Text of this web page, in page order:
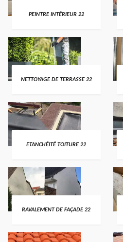
PEINTRE INTÉRIEUR 22
NETTOYAGE DE TERRASSE 22
ETANCHÉITÉ TOITURE 22
RAVALEMENT DE FAÇADE 22